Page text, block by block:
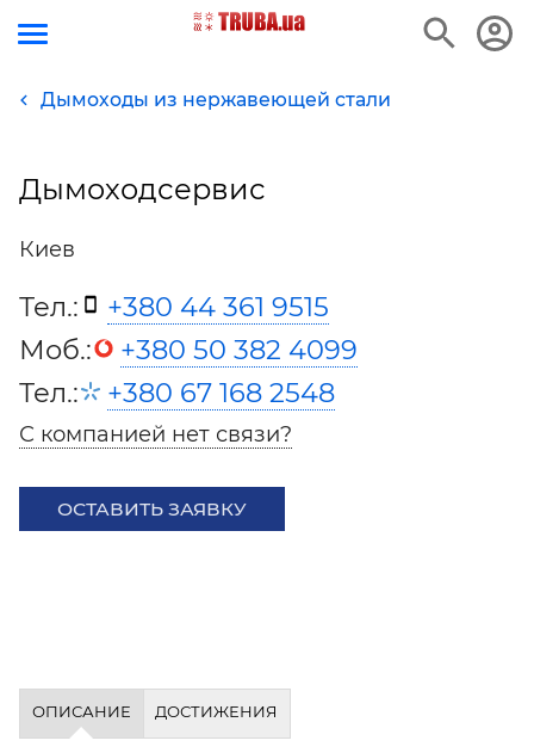
Дымоходы из нержавеющей стали
Дымоходсервис
Киев
Тел.:
+380 44 361 9515
Моб.:
+380 50 382 4099
Тел.:
+380 67 168 2548
С компанией нет связи?
ОСТАВИТЬ ЗАЯВКУ
ОПИСАНИЕ ДОСТИЖЕНИЯ